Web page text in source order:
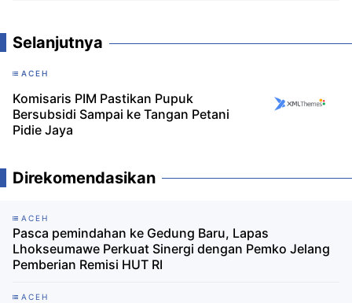
Selanjutnya
ACEH
Komisaris PIM Pastikan Pupuk
Bersubsidi Sampai ke Tangan Petani
Pidie Jaya
Direkomendasikan
ACEH
Pasca pemindahan ke Gedung Baru, Lapas
Lhokseumawe Perkuat Sinergi dengan Pemko Jelang
Pemberian Remisi HUT RI
ACEH